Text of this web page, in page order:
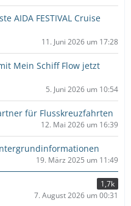
AIDA FESTIVAL Cruise
11. Juni 2026 um 17:28
Mein Schiff Flow jetzt
5. Juni 2026 um 10:54
für Flusskreuzfahrten
12. Mai 2026 um 16:39
19. März 2025 um 11:49
1,7k
7. August 2026 um 00:31